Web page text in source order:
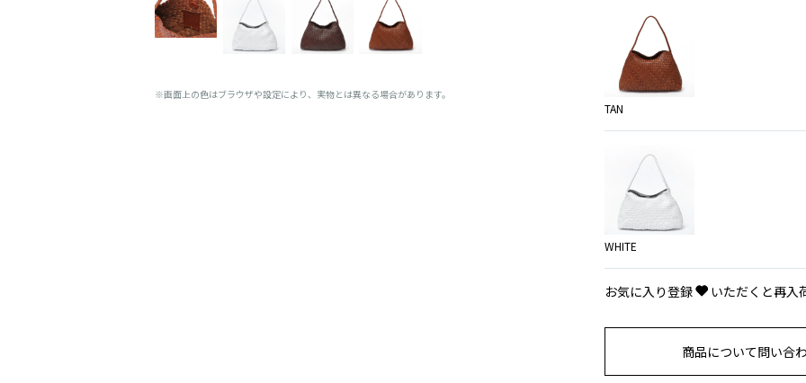
※画面上の色はブラウザや設定により、実物とは異なる場合があります。
TAN
WHITE
お気に入り登録 いただくと再入
商品について問い合